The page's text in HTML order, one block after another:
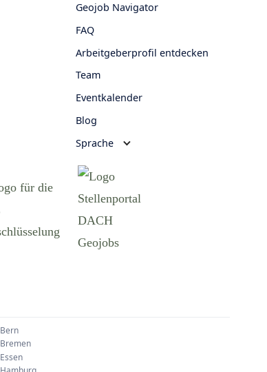
Geojob Navigator
FAQ
Arbeitgeberprofil entdecken
Team
Eventkalender
Blog
Sprache
Bern
Bremen
Essen